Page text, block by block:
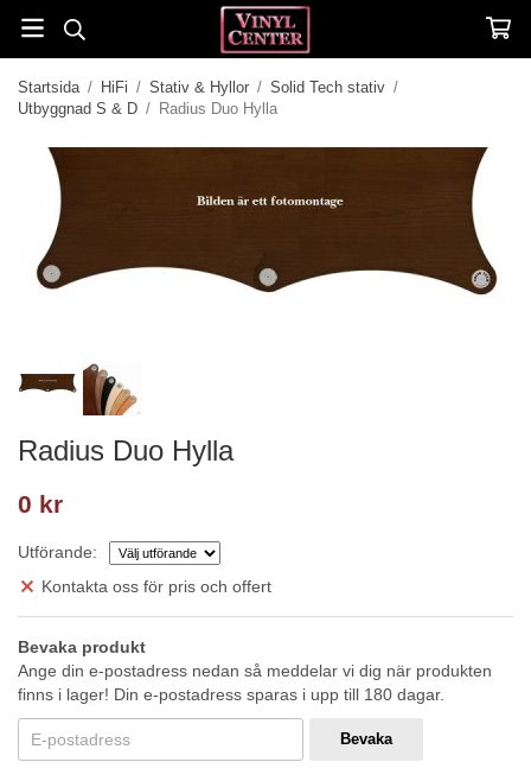
Startsida / HiFi / Stativ & Hyllor / Solid Tech stativ /
Utbyggnad S & D / Radius Duo Hylla
Radius Duo Hylla
0 kr
Utförande:
Kontakta oss för pris och offert
Bevaka produkt
Ange din e-postadress nedan så meddelar vi dig när produkten
finns i lager! Din e-postadress sparas i upp till 180 dagar.
Bevaka